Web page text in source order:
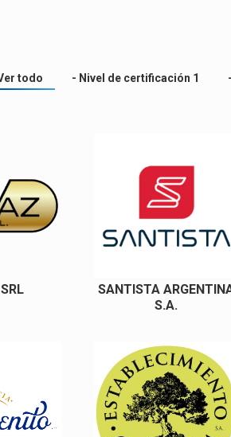
todo - Nivel de certificación 1
SANTISTA
S.A.